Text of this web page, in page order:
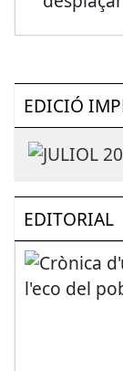
EDICIÓ
EDITORIAL